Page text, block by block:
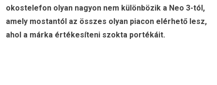
okostelefon olyan nagyon nem különbözik a Neo 3-tól,
amely mostantól az összes olyan piacon elérhető lesz,
ahol a márka értékesíteni szokta portékáit.